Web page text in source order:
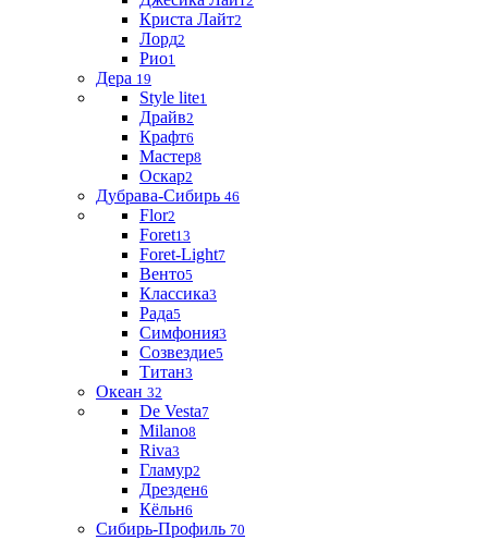
Криста Лайт2
Лорд2
Рио1
Дера 19
Style lite1
Драйв2
Крафт6
Мастер8
Оскар2
Дубрава-Сибирь 46
Flor2
Foret13
Foret-Light7
Венто5
Классика3
Рада5
Симфония3
Созвездие5
Титан3
Океан 32
De Vesta7
Milano8
Riva3
Гламур2
Дрезден6
Кёльн6
Сибирь-Профиль 70